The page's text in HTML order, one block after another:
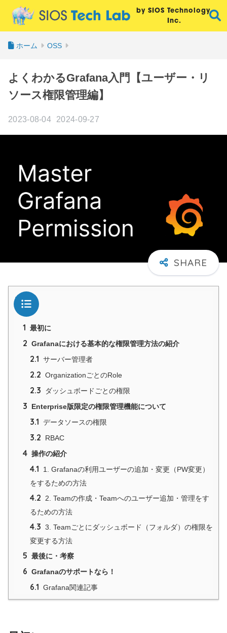
by SIOS Technology,
Inc.
ホーム OSS
よくわかるGrafana入門【ユーザー・リ
ソース権限管理編】
2023-08-04 2024-09-27
目次
1 最初に
2 Grafanaにおける基本的な権限管理方法の紹介
2.1 サーバー管理者
2.2 OrganizationごとのRole
2.3 ダッシュボードごとの権限
3 Enterprise版限定の権限管理機能について
3.1 データソースの権限
3.2 RBAC
4 操作の紹介
4.1
1. Grafanaの利用ユーザーの追加・変更（PW変更）
をするための方法
4.2
2. Teamの作成・Teamへのユーザー追加・管理をす
るための方法
4.3 3. Teamごとにダッシュボード（フォルダ）の権限を
変更する方法
5 最後に・考察
6 Grafanaのサポートなら！
6.1 Grafana関連記事